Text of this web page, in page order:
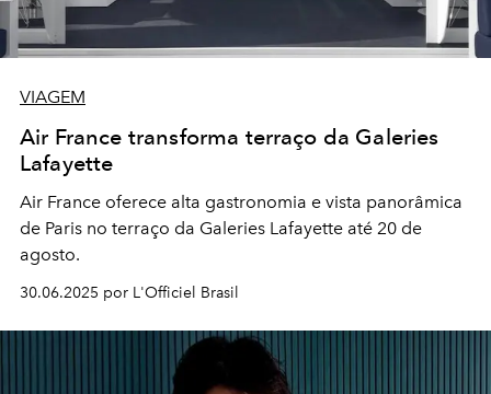
VIAGEM
Air France transforma terraço da Galeries
Lafayette
Air France oferece alta gastronomia e vista panorâmica
de Paris no terraço da Galeries Lafayette até 20 de
agosto.
30.06.2025 por L'Officiel Brasil